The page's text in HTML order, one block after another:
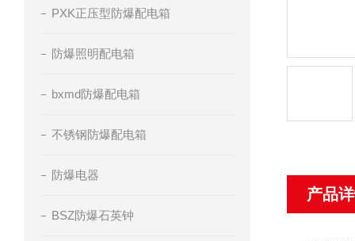
PXK正压型防爆配电箱
防爆照明配电箱
bxmd防爆配电箱
不锈钢防爆配电箱
防爆电器
BSZ防爆石英钟
产品